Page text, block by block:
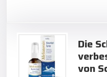
Die
von